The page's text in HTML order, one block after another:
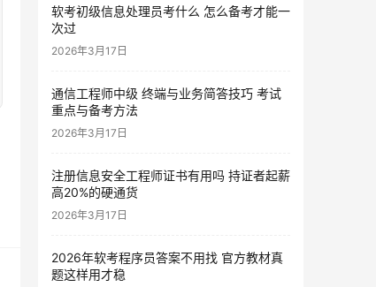
软考初级信息处理员考什么 怎么备考才能一
次过
2026年3月17日
通信工程师中级 终端与业务简答技巧 考试
重点与备考方法
2026年3月17日
注册信息安全工程师证书有用吗 持证者起薪
高20%的硬通货
2026年3月17日
2026年软考程序员答案不用找 官方教材真
题这样用才稳